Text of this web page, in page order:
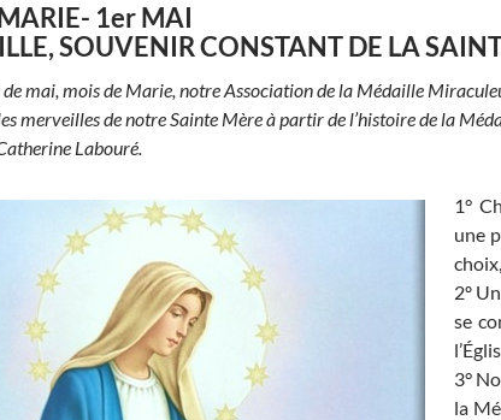
1er MAI
SOUVENIR CONSTANT DE LA
mai, mois de Marie, notre Association de la Médaille
merveilles de notre Sainte Mère à partir de l’histoire de la
Labouré.
1°
une
2º
se
3°
la